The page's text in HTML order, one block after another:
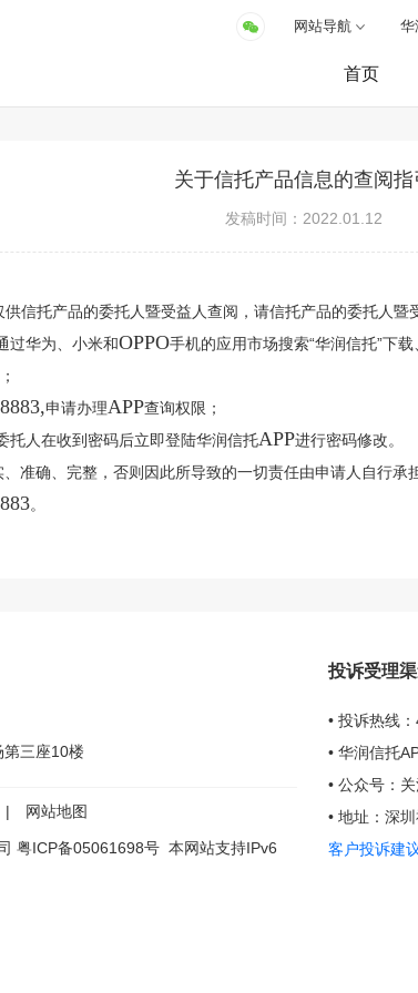
网站导航 华
首页
关于信托产品信息的查阅指
发稿时间：2022.01.12
信托产品的委托人暨受益人查阅，请信托产品的委托人暨
过华为、小米和OPPO手机的应用市场搜索“华润信托”下
申请办理APP查询权限；
托人在收到密码后立即登陆华润信托APP进行密码修改。
准确、完整，否则因此所导致的一切责任由申请人自行承担
。
三座10楼
| 网站地图
粤ICP备05061698号 本网站支持IPv6
投诉受理
• 投诉热线
• 华润信托
• 公众号：
• 地址：深
客户投诉建